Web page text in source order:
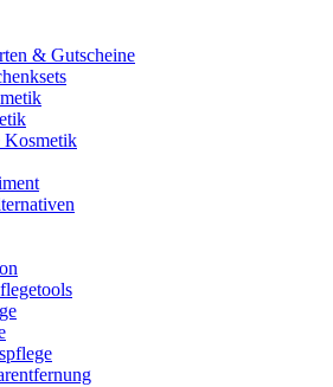
& Gutscheine
Kosmetik